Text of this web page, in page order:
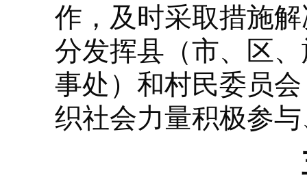
作，及时采取措施
分发挥县（市、区
事处）和村民委员
织社会力量积极参